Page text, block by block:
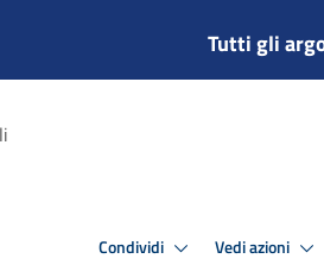
Tutti gli
Condividi Vedi azioni